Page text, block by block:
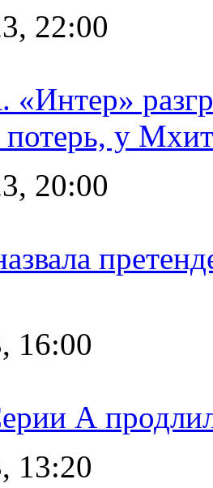
22:00
«Интер»
потерь, у
20:00
16:00
А
13:20